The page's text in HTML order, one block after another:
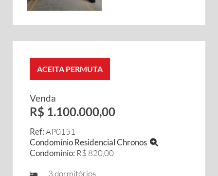
ACEITA PERMUTA
Venda
R$ 1.100.000,00
Ref:AP0151
Condomínio Residencial Chronos
Condomínio: R$ 820,00
3 dormitórios